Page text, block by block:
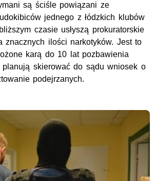
są ściśle powiązani ze
jednego z łódzkich klubów
czasie usłyszą prokuratorskie
znacznych ilości narkotyków. Jest to
karą do 10 lat pozbawienia
skierować do sądu wniosek o
podejrzanych.